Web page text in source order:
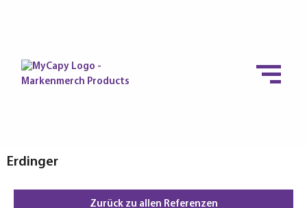
Erdinger
Zurück zu allen Referenzen